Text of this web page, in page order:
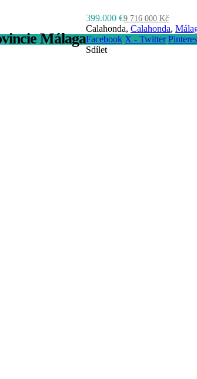
Málaga
399.000 €9 716 000 Kč
Calahonda,Calahonda,
Facebook X - Twitter
Sdílet